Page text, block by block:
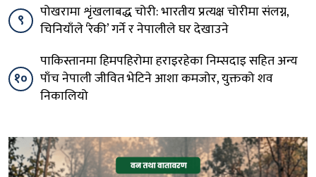
९
पोखरामा शृंखलाबद्ध चोरी: भारतीय प्रत्यक्ष चोरीमा संलग्न,
चिनियाँले ‘रेकी’ गर्ने र नेपालीले घर देखाउने
१०
पाकिस्तानमा हिमपहिरोमा हराइरहेका निम्सदाइ सहित अन्य
पाँच नेपाली जीवित भेटिने आशा कमजोर, युक्तको शव
निकालियो